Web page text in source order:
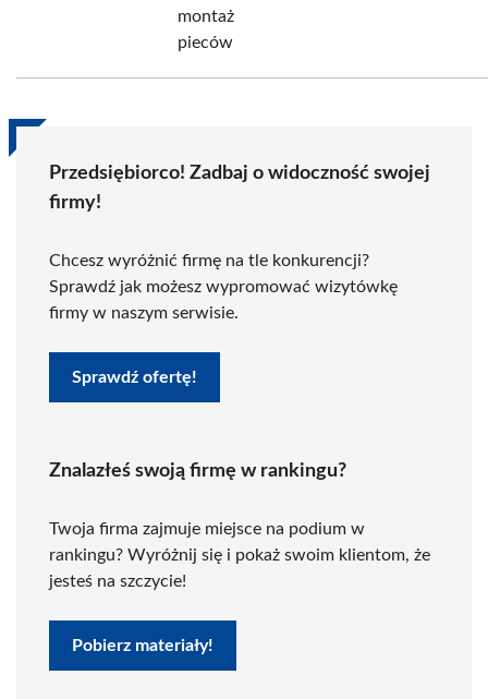
montaż
pieców
Przedsiębiorco! Zadbaj o widoczność swojej
firmy!
Chcesz wyróżnić firmę na tle konkurencji?
Sprawdź jak możesz wypromować wizytówkę
firmy w naszym serwisie.
Sprawdź ofertę!
Znalazłeś swoją firmę w rankingu?
Twoja firma zajmuje miejsce na podium w
rankingu? Wyróżnij się i pokaż swoim klientom, że
jesteś na szczycie!
Pobierz materiały!